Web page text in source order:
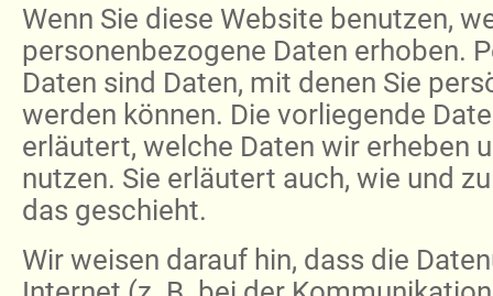
Wenn Sie diese Website benutzen,
personenbezogene Daten erhoben.
Daten sind Daten, mit denen Sie
werden können. Die vorliegende
erläutert, welche Daten wir erheben
nutzen. Sie erläutert auch, wie und
das geschieht.
Wir weisen darauf hin, dass die